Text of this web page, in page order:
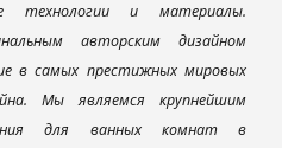
технологии и материалы.
авторским дизайном
в самых престижных мировых
Мы являемся крупнейшим
для ванных комнат в